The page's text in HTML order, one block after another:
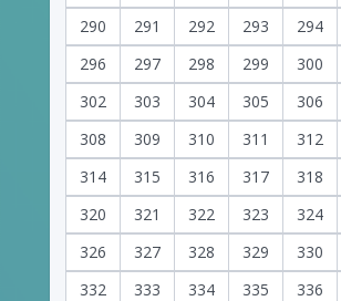
290
291 292 293 294
296
297 298 299 300
302
303 304 305 306
308
309 310 311 312
314
315 316 317 318
320
321 322 323 324
326
327 328 329 330
332
333 334 335 336